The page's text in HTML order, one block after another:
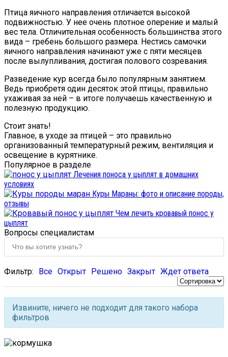
Птица яичного направления отличается высокой
подвижностью. У нее очень плотное оперение и малый
вес тела. Отличительная особенность большинства этого
вида – гребень большого размера. Нестись самочки
яичного направления начинают уже с пяти месяцев
после вылупливания, достигая полового созревания.
Разведение кур всегда было популярным занятием.
Ведь приобретя один десяток этой птицы, правильно
ухаживая за ней – в итоге получаешь качественную и
полезную продукцию.
Стоит знать!
Главное, в уходе за птицей – это правильно
организованный температурный режим, вентиляция и
освещение в курятнике.
Популярное в разделе
Лечения поноса у цыплят в домашних
условиях
Куры Мараны: фото и описание породы,
отзывы
Чем лечить кровавый понос у
цыплят
Вопросы специалистам
Фильтр: Все Открыт Решено Закрыт Ждет ответа
Извините, ничего не подходит для такого набора
фильтров